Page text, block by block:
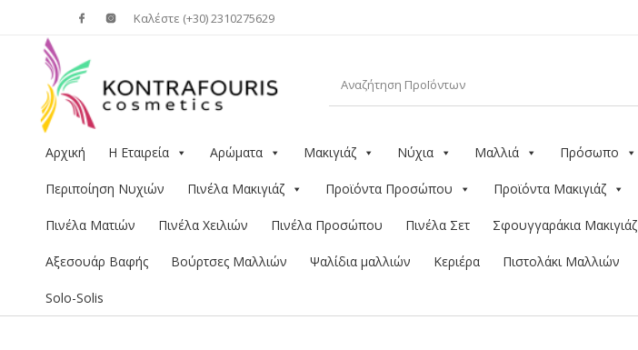
Καλέστε (+30) 2310275629
Αρχική Η Εταιρεία Αρώματα Μακιγιάζ Νύχια Μαλλιά Πρόσωπο
Περιποίηση Νυχιών Πινέλα Μακιγιάζ Προϊόντα Προσώπου Προϊόντα Μακιγιάζ
Πινέλα Ματιών Πινέλα Χειλιών Πινέλα Προσώπου Πινέλα Σετ Σφουγγαράκια Μακιγιάζ
Αξεσουάρ Βαφής Βούρτσες Μαλλιών Ψαλίδια μαλλιών Κεριέρα Πιστολάκι Μαλλιών
Solo-Solis